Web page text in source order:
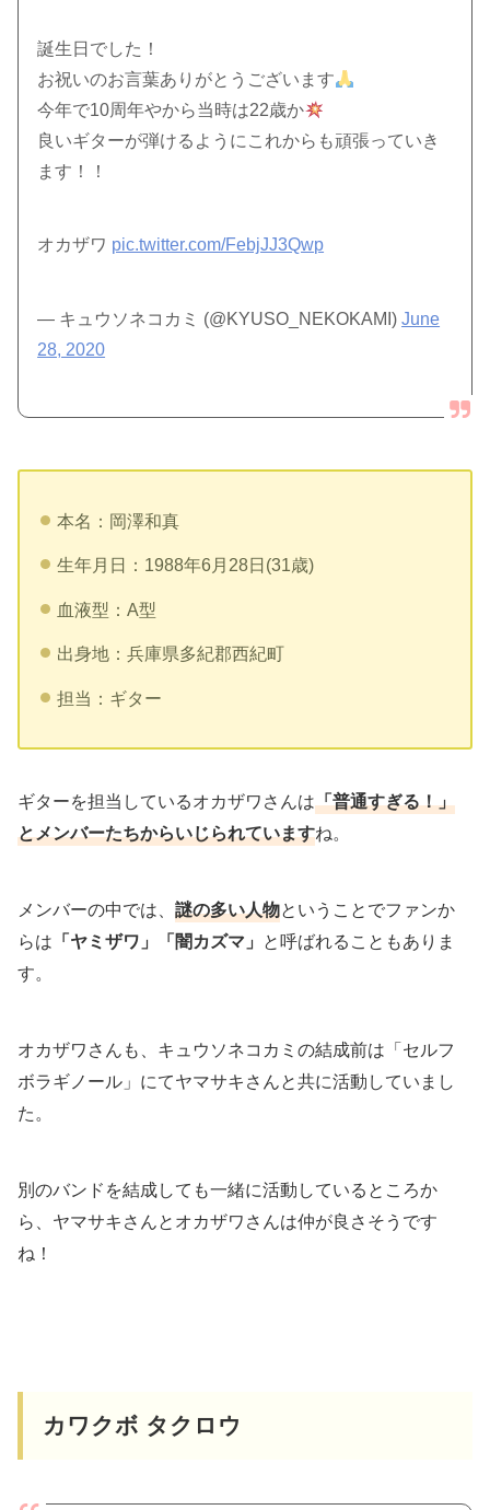
誕生日でした！
お祝いのお言葉ありがとうございます
今年で10周年やから当時は22歳か
良いギターが弾けるようにこれからも頑張っていき
ます！！
オカザワ pic.twitter.com/FebjJJ3Qwp
— キュウソネコカミ (@KYUSO_NEKOKAMI)June
28, 2020
本名：岡澤和真
生年月日：1988年6月28日(31歳)
血液型：A型
出身地：兵庫県多紀郡西紀町
担当：ギター
ギターを担当しているオカザワさんは「普通すぎる！」
とメンバーたちからいじられていますね。
メンバーの中では、謎の多い人物ということでファンか
らは 「ヤミザワ」「闇カズマ」 と呼ばれることもありま
す。
オカザワさんも、キュウソネコカミの結成前は「セルフ
ボラギノール」にてヤマサキさんと共に活動していまし
た。
別のバンドを結成しても一緒に活動しているところか
ら、ヤマサキさんとオカザワさんは仲が良さそうです
ね！
カワクボ タクロウ